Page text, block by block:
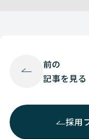
前の
記事を見る
採用